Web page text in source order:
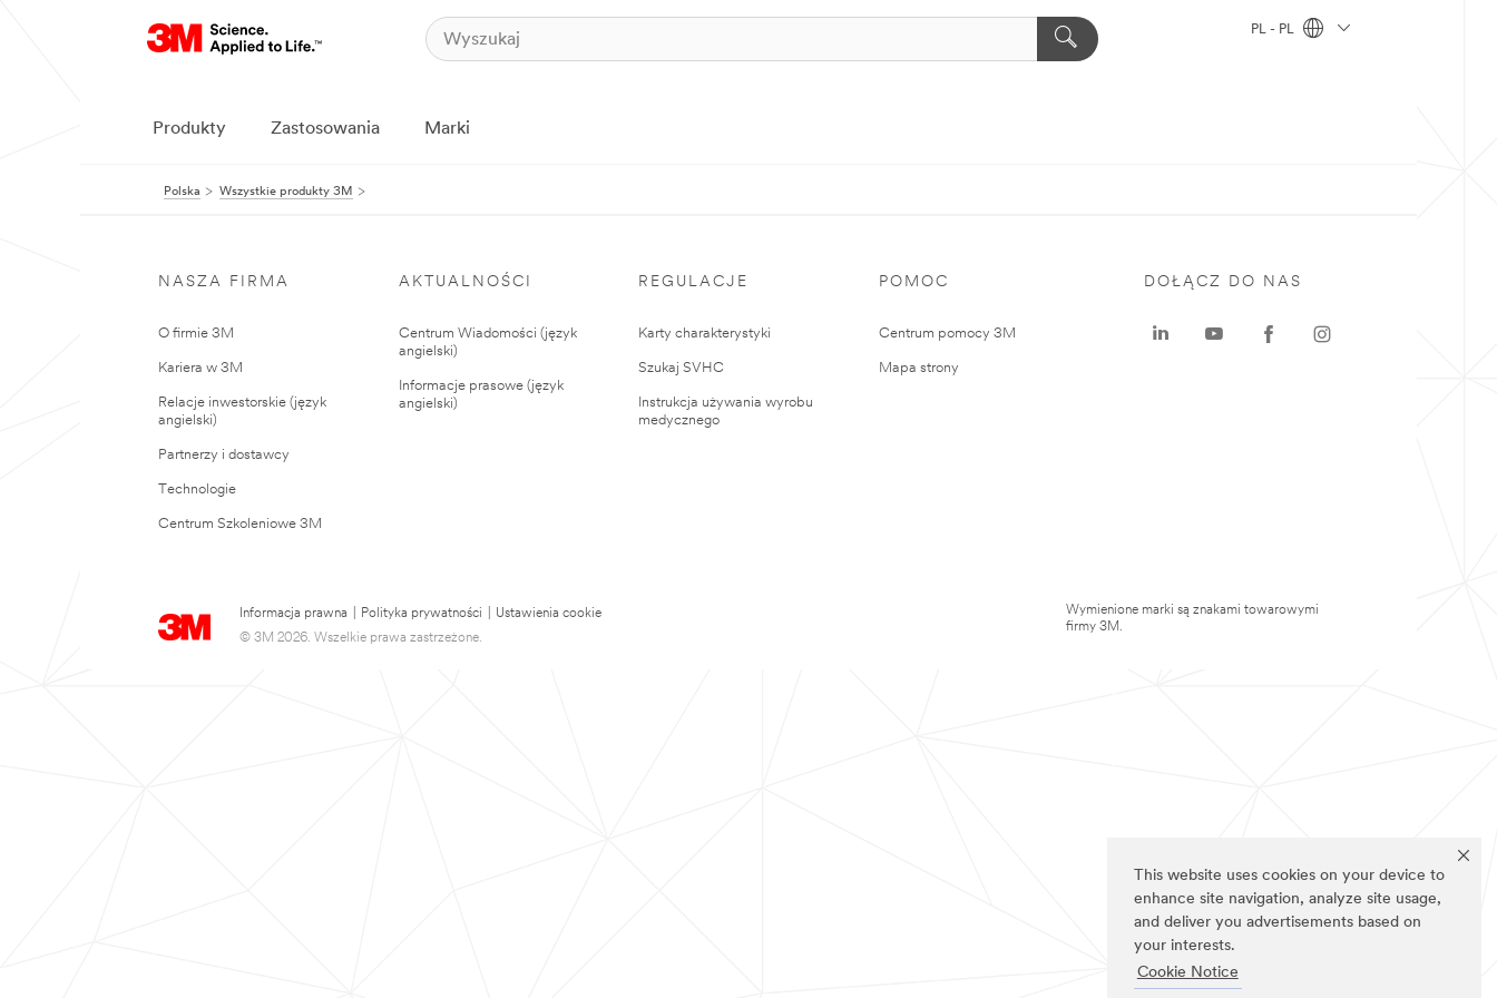
This website uses cookies on your device to
enhance site navigation, analyze site usage,
and deliver you advertisements based on
your interests.
Cookie Notice
PL - PL
Produkty Zastosowania Marki
Polska Wszystkie produkty 3M
NASZA FIRMA
O firmie 3M
Kariera w 3M
Relacje inwestorskie (język
angielski)
Partnerzy i dostawcy
Technologie
Centrum Szkoleniowe 3M
AKTUALNOŚCI
Centrum Wiadomości (język
angielski)
Informacje prasowe (język
angielski)
REGULACJE
Karty charakterystyki
Szukaj SVHC
Instrukcja używania wyrobu
medycznego
POMOC
Centrum pomocy 3M
Mapa strony
Informacja prawna Polityka prywatności
Ustawienia cookie
© 3M 2026. Wszelkie prawa zastrzeżone.
DOŁĄCZ DO NAS
Wymienione marki są znakami towarowymi
firmy 3M.